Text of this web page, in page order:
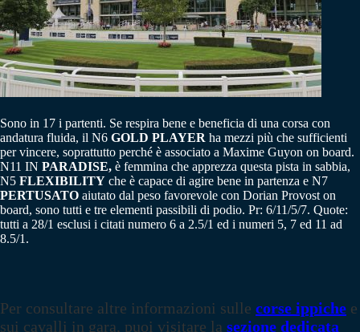
Sono in 17 i partenti. Se respira bene e beneficia di una corsa con
andatura fluida, il N6 GOLD PLAYER ha mezzi più che sufficienti
per vincere, soprattutto perché è associato a Maxime Guyon on board.
N11 IN PARADISE, è femmina che apprezza questa pista in sabbia,
N5 FLEXIBILITY che è capace di agire bene in partenza e N7
PERTUSATO aiutato dal peso favorevole con Dorian Provost on
board, sono tutti e tre elementi passibili di podio. Pr: 6/11/5/7. Quote:
tutti a 28/1 esclusi i citati numero 6 a 2.5/1 ed i numeri 5, 7 ed 11 ad
8.5/1.
Per consultare altre informazioni sulle corse ippiche e
sui cavalli in gara, puoi visitare la sezione dedicata